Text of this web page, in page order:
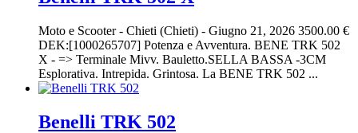
Moto e Scooter- Chieti (Chieti) - Giugno 21, 2026 3500.00 €
DEK:[1000265707] Potenza e Avventura. BENE TRK 502
X - => Terminale Mivv. Bauletto.SELLA BASSA -3CM
Esplorativa. Intrepida. Grintosa. La BENE TRK 502 ...
Benelli TRK 502